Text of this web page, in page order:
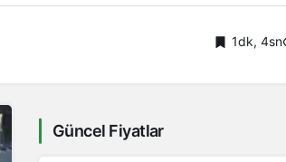
1dk, 4sn
Güncel Fiyatlar